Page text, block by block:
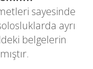
sayesinde
ayrı
belgelerin